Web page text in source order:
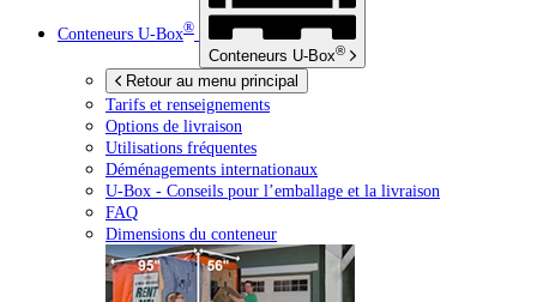
Conteneurs U-Box®
Conteneurs U-Box®
Retour au menu principal
Tarifs et renseignements
Options de livraison
Utilisations fréquentes
Déménagements internationaux
U-Box - Conseils pour l’emballage et la livraison
FAQ
Dimensions du conteneur